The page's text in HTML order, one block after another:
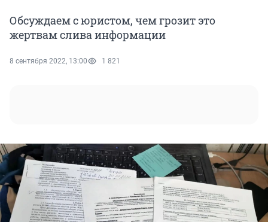
Обсуждаем с юристом, чем грозит это
жертвам слива информации
8 сентября 2022, 13:00 1 821